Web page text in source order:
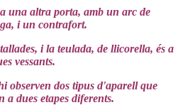
una altra porta, amb un arc de
i un contrafort.
i la teulada, de llicorella, és a
vessants.
observen dos tipus d'aparell que
a dues etapes diferents.